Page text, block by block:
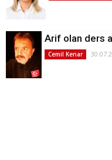
Arif olan ders
Cemil Kenar